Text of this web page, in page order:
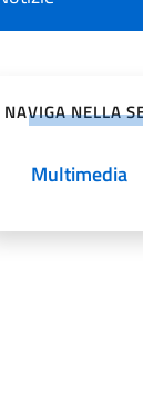
NAVIGA NELLA
Multimedia